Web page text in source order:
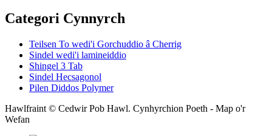
Categori Cynnyrch
Teilsen To wedi'i Gorchuddio â Cherrig
Sindel wedi'i lamineiddio
Shingel 3 Tab
Sindel Hecsagonol
Pilen Diddos Polymer
Hawlfraint © Cedwir Pob Hawl. Cynhyrchion Poeth - Map o'r
Wefan